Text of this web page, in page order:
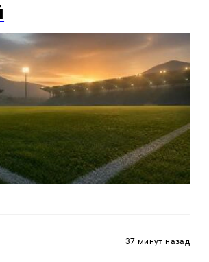
37 минут назад